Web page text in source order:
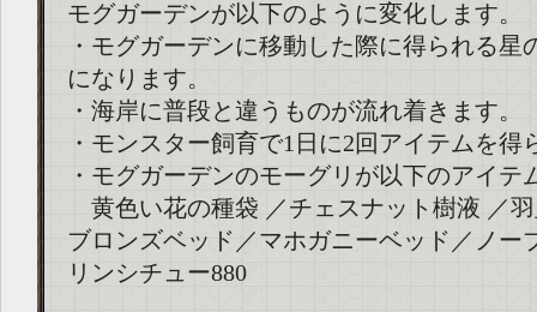
モグガーデンが以下のように変化します。
・モグガーデンに移動した際に得られる星
になります。
・海岸に普段と違うものが流れ着きます。
・モンスター飼育で1日に2回アイテムを得
・モグガーデンのモーグリが以下のアイテ
黄色い花の種袋 ／チェスナット樹液 ／
ブロンズベッド／マホガニーベッド／ノー
リンシチュー880